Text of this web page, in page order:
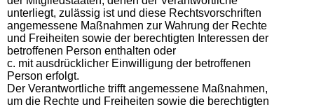
unterliegt, zulässig ist und diese Rechtsvorschriften
angemessene Maßnahmen zur Wahrung der Rechte
und Freiheiten sowie der berechtigten Interessen der
betroffenen Person enthalten oder
c. mit ausdrücklicher Einwilligung der betroffenen
Person erfolgt.
Der Verantwortliche trifft angemessene Maßnahmen,
um die Rechte und Freiheiten sowie die berechtigten